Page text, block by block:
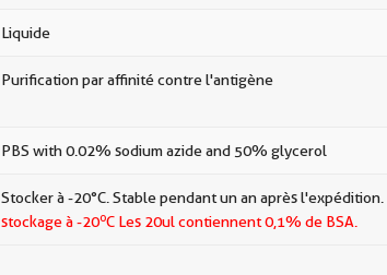
Liquide
Purification par affinité contre l'antigène
PBS with 0.02% sodium azide and 50% glycerol
Stocker à -20°C. Stable pendant un an après l'expédition.
stockage à -20oC Les 20ul contiennent 0,1% de BSA.